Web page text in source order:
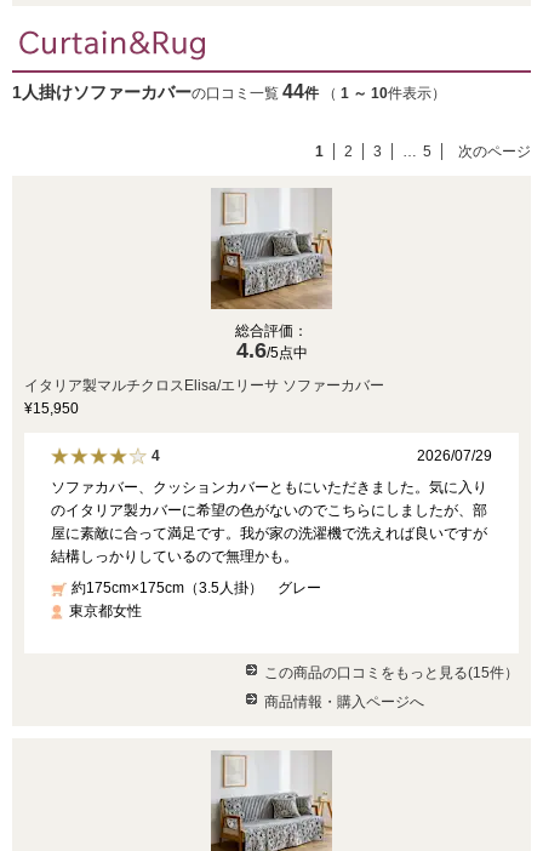
1人掛けソファーカバーの口コミ一覧 44件 （ 1 ～ 10件表示）
1 2 3 … 5 次のページ
総合評価：
4.6/5点中
イタリア製マルチクロスElisa/エリーサ ソファーカバー
¥15,950
4
2026/07/29
ソファカバー、クッションカバーともにいただきました。気に入り
のイタリア製カバーに希望の色がないのでこちらにしましたが、部
屋に素敵に合って満足です。我が家の洗濯機で洗えれば良いですが
結構しっかりしているので無理かも。
約175cm×175cm（3.5人掛） グレー
東京都女性
この商品の口コミをもっと見る(15件）
商品情報・購入ページへ